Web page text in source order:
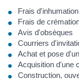
Frais
Frais de
Avis d'obsèques
Courriers
Achat et pose
Acquisition d'une
Construction,